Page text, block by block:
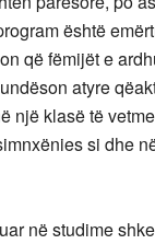
është
që fëmijët e
atyre
një klasë të
si dhe
në studime